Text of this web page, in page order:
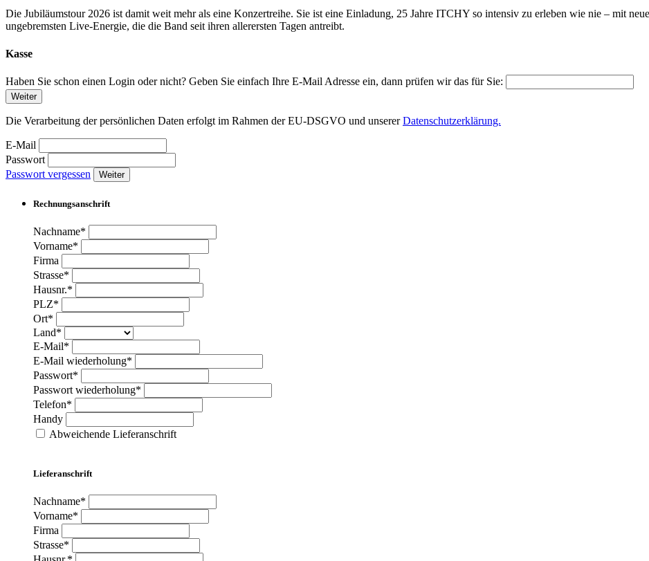
Die Jubiläumstour 2026 ist damit weit mehr als eine Konzertreihe. Sie ist eine Einladung, 25 Jahre ITCHY so intensiv zu erleben wie nie – mit
ungebremsten Live-Energie, die die Band seit ihren allerersten Tagen antreibt.
Kasse
Haben Sie schon einen Login oder nicht? Geben Sie einfach Ihre E-Mail Adresse ein, dann prüfen wir das für Sie:
Weiter
Die Verarbeitung der persönlichen Daten erfolgt im Rahmen der EU-DSGVO und unsererDatenschutzerklärung.
E-Mail
Passwort
Passwort vergessen
Weiter
Rechnungsanschrift
Nachname*
Vorname*
Firma
Strasse*
Hausnr.*
PLZ*
Ort*
Land*
E-Mail*
E-Mail wiederholung*
Passwort*
Passwort wiederholung*
Telefon*
Handy
Abweichende Lieferanschrift
Lieferanschrift
Nachname*
Vorname*
Firma
Strasse*